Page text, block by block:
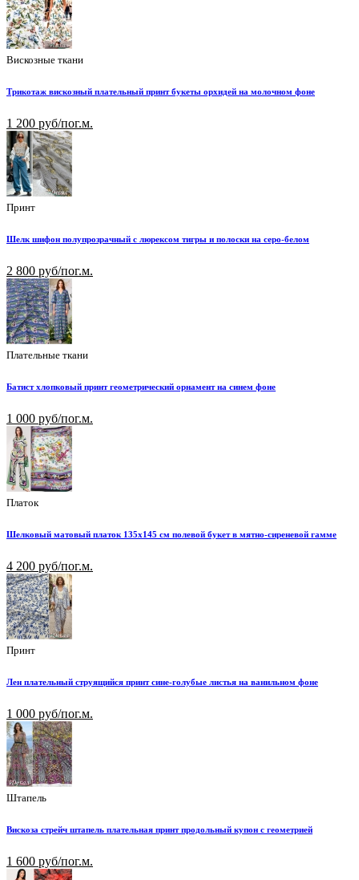
Вискозные ткани
Трикотаж вискозный плательный принт букеты орхидей на молочном фоне
1 200 руб/пог.м.
Принт
Шелк шифон полупрозрачный с люрексом тигры и полоски на серо-белом
2 800 руб/пог.м.
Плательные ткани
Батист хлопковый принт геометрический орнамент на синем фоне
1 000 руб/пог.м.
Платок
Шелковый матовый платок 135х145 см полевой букет в мятно-сиреневой гамме
4 200 руб/пог.м.
Принт
Лен плательный струящийся принт сине-голубые листья на ванильном фоне
1 000 руб/пог.м.
Штапель
Вискоза стрейч штапель плательная принт продольный купон с геометрией
1 600 руб/пог.м.